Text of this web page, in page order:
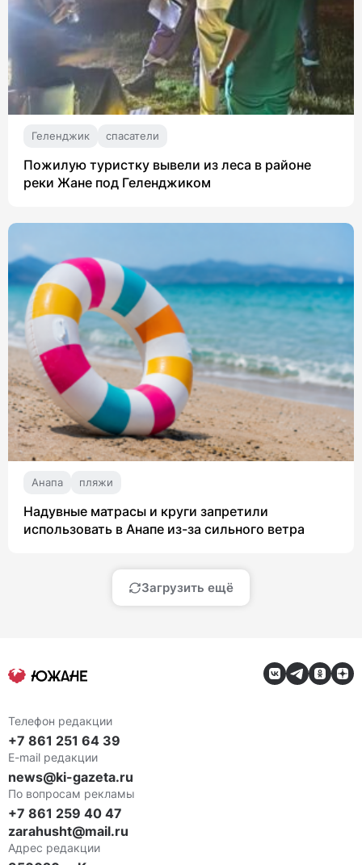
Геленджик спасатели
Пожилую туристку вывели из леса в районе
реки Жане под Геленджиком
Анапа пляжи
Надувные матрасы и круги запретили
использовать в Анапе из-за сильного ветра
Загрузить ещё
Телефон редакции
+7 861 251 64 39
E-mail редакции
news@ki-gazeta.ru
По вопросам рекламы
+7 861 259 40 47
zarahusht@mail.ru
Адрес редакции